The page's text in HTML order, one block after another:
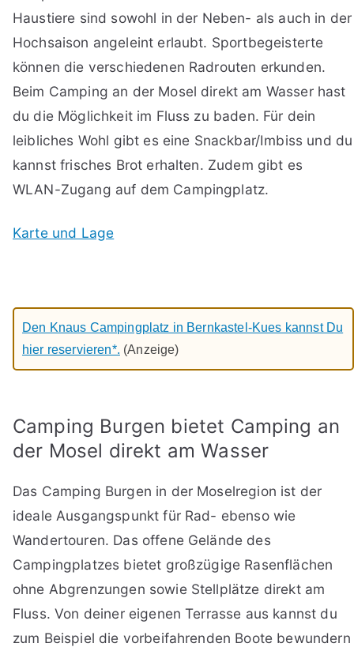
Haustiere sind sowohl in der Neben- als auch in der
Hochsaison angeleint erlaubt. Sportbegeisterte
können die verschiedenen Radrouten erkunden.
Beim Camping an der Mosel direkt am Wasser hast
du die Möglichkeit im Fluss zu baden. Für dein
leibliches Wohl gibt es eine Snackbar/Imbiss und du
kannst frisches Brot erhalten. Zudem gibt es
WLAN-Zugang auf dem Campingplatz.
Karte und Lage
Den Knaus Campingplatz in Bernkastel-Kues kannst Du
hier reservieren*. (Anzeige)
Camping Burgen bietet Camping an
der Mosel direkt am Wasser
Das Camping Burgen in der Moselregion ist der
ideale Ausgangspunkt für Rad- ebenso wie
Wandertouren. Das offene Gelände des
Campingplatzes bietet großzügige Rasenflächen
ohne Abgrenzungen sowie Stellplätze direkt am
Fluss. Von deiner eigenen Terrasse aus kannst du
zum Beispiel die vorbeifahrenden Boote bewundern